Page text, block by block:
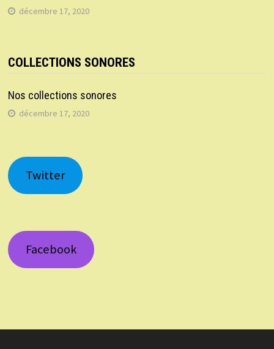
décembre 17, 2020
COLLECTIONS SONORES
Nos collections sonores
décembre 17, 2020
Twitter
Facebook